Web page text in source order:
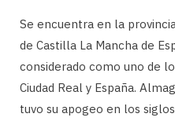
Se encuentra en la
de Castilla La Mancha de
considerado como uno de
Ciudad Real y España.
tuvo su apogeo en los